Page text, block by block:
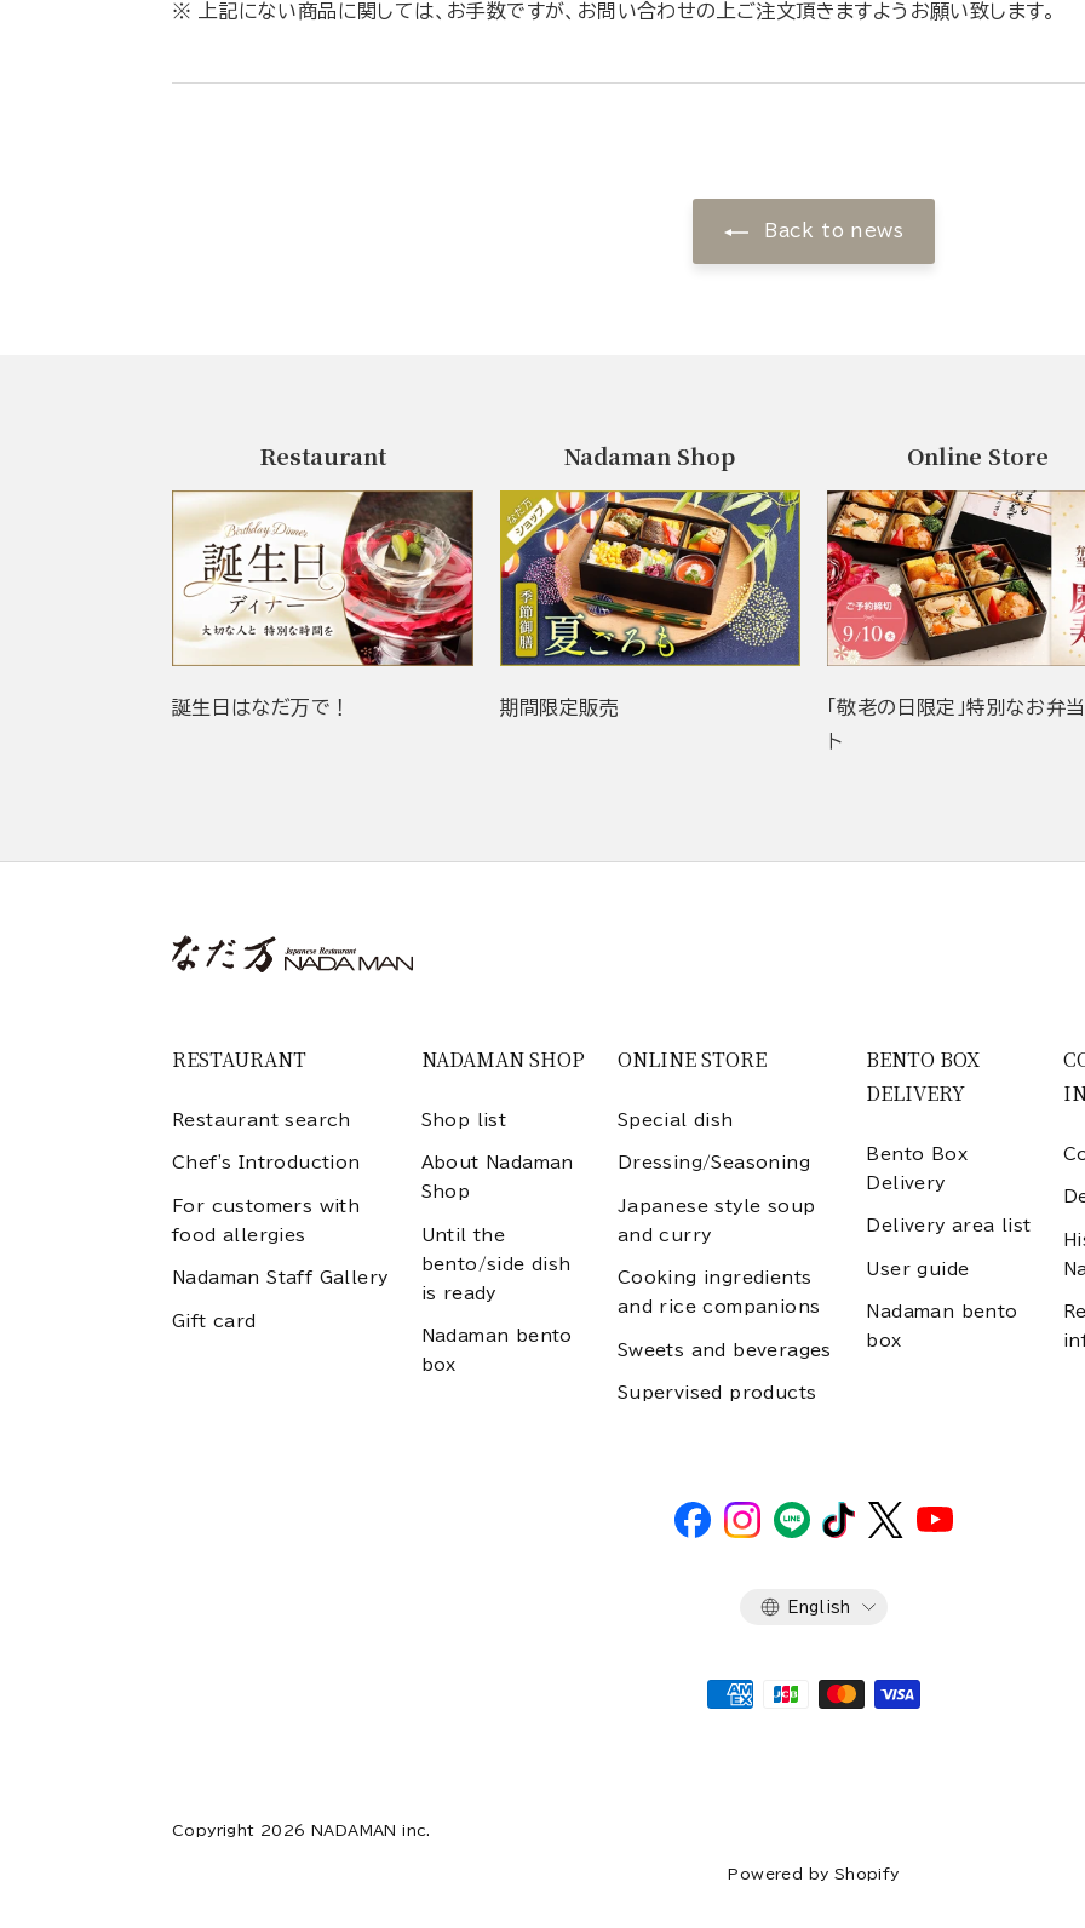
※ 上記にない商品に関しては、お手数ですが、お問い合わせの上ご注文頂きますようお願い致します。
Back to news
Restaurant
誕生日はなだ万で！
Nadaman Shop
期間限定販売
Online Store
「敬老の日限定」特別なお弁
ト
RESTAURANT
Restaurant search
Chef's Introduction
For customers with
food allergies
Nadaman Staff Gallery
Gift card
NADAMAN SHOP
Shop list
About Nadaman
Shop
Until the
bento/side dish
is ready
Nadaman bento
box
ONLINE STORE
Special dish
Dressing/Seasoning
Japanese style soup
and curry
Cooking ingredients
and rice companions
Sweets and beverages
Supervised products
BENTO BOX
DELIVERY
Bento Box
Delivery
Delivery area list
User guide
Nadaman bento
box
Language
English
Copyright 2026 NADAMAN inc.
Powered by Shopify